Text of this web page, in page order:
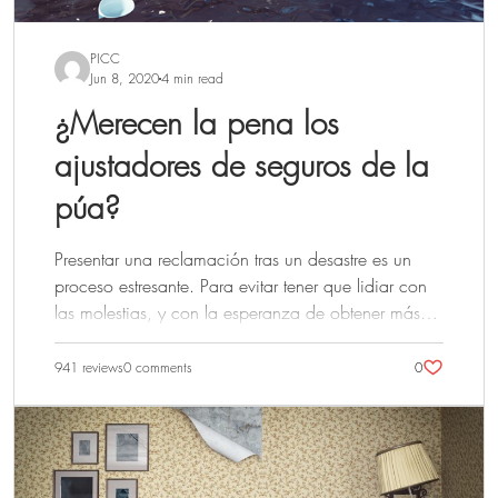
que, aunque no sea tu primera temporada de
nuevos consejos que te mantendrán seguro y
PICC
Jun 8, 20204 min read
¿Merecen la pena los
ajustadores de seguros de la
púa?
Presentar una reclamación tras un desastre es un
proceso estresante. Para evitar tener que lidiar con
las molestias, y con la esperanza de obtener más
dinero de la compañía de seguros, muchos
propietarios recurren a la ayuda de un perito
reclamaciones de seguros que interpreta la póliza
del propietario, evalúa los daños y cuánto costará
reparar, y negocia con la compañía de seguros en
941 reviews0 comments 0